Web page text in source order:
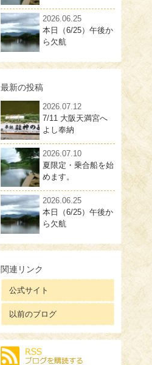
2026.06.25
本日（6/25）午後か
ら欠航
最新の投稿
2026.07.12
7/11 大阪天満宮へ
よし奉納
2026.07.10
夏限定・乗合船を始
めます。
2026.06.25
本日（6/25）午後か
ら欠航
関連リンク
公式サイト
以前のブログ